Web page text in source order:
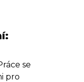
se
pro